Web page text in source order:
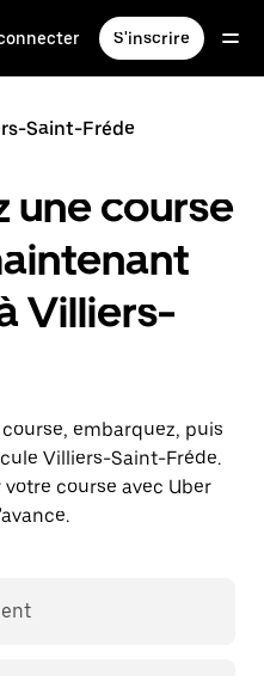
S'inscrire
Saint-Fréde
une course
Villiers-
embarquez, puis
Villiers-Saint-Fréde.
course avec Uber